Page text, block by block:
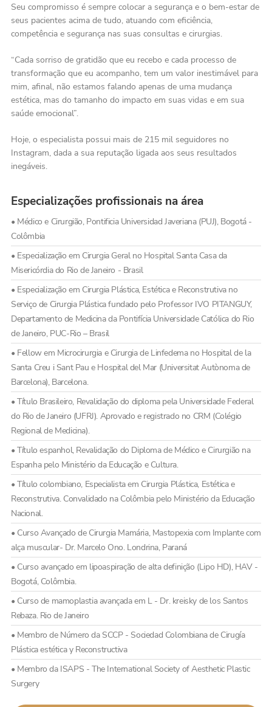
Seu compromisso é sempre colocar a segurança e o bem-estar de
seus pacientes acima de tudo, atuando com eficiência,
competência e segurança nas suas consultas e cirurgias.
“Cada sorriso de gratidão que eu recebo e cada processo de
transformação que eu acompanho, tem um valor inestimável para
mim, afinal, não estamos falando apenas de uma mudança
estética, mas do tamanho do impacto em suas vidas e em sua
saúde emocional”.
Hoje, o especialista possui mais de 215 mil seguidores no
Instagram, dada a sua reputação ligada aos seus resultados
inegáveis.
Especializações profissionais na área
• Médico e Cirurgião, Pontificia Universidad Javeriana (PUJ), Bogotá -
Colômbia
• Especialização em Cirurgia Geral no Hospital Santa Casa da
Misericórdia do Rio de Janeiro - Brasil
• Especialização em Cirurgia Plástica, Estética e Reconstrutiva no
Serviço de Cirurgia Plástica fundado pelo Professor IVO PITANGUY,
Departamento de Medicina da Pontifícia Universidade Católica do Rio
de Janeiro, PUC-Rio – Brasil
• Fellow em Microcirurgia e Cirurgia de Linfedema no Hospital de la
Santa Creu i Sant Pau e Hospital del Mar (Universitat Autònoma de
Barcelona), Barcelona.
• Título Brasileiro, Revalidação do diploma pela Universidade Federal
do Rio de Janeiro (UFRJ). Aprovado e registrado no CRM (Colégio
Regional de Medicina).
• Título espanhol, Revalidação do Diploma de Médico e Cirurgião na
Espanha pelo Ministério da Educação e Cultura.
• Título colombiano, Especialista em Cirurgia Plástica, Estética e
Reconstrutiva. Convalidado na Colômbia pelo Ministério da Educação
Nacional.
• Curso Avançado de Cirurgia Mamária, Mastopexia com Implante com
alça muscular- Dr. Marcelo Ono. Londrina, Paraná
• Curso avançado em lipoaspiração de alta definição (Lipo HD), HAV -
Bogotá, Colômbia.
• Curso de mamoplastia avançada em L - Dr. kreisky de los Santos
Rebaza. Rio de Janeiro
• Membro de Número da SCCP - Sociedad Colombiana de Cirugía
Plástica estética y Reconstructiva
• Membro da ISAPS - The International Society of Aesthetic Plastic
Surgery